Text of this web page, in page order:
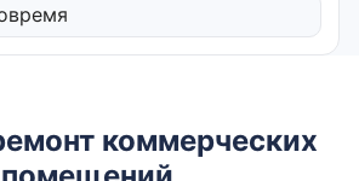
коммерческих